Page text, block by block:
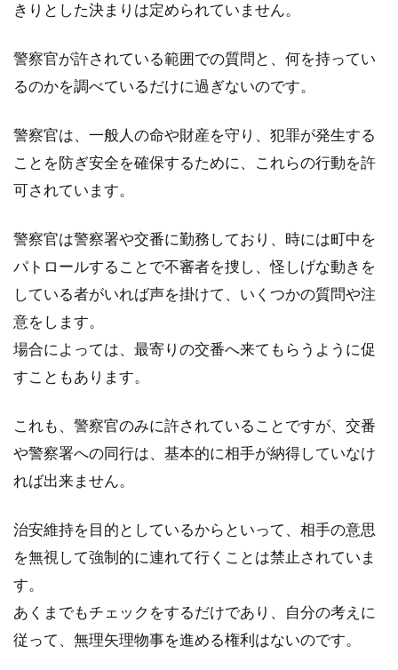
対策を教えて！
ットを盗む方がいるんですね。しかも、調べて
みますと、「子...
自転車の盗難は立派な犯罪！刑法や
罰金はどうなる？
自転車の盗難被害はとても多いのです。ある年
数は6万件に...
クロスバイクのサドルの盗難？！
犯登録方法
きりとした決まりは定められていません。
警察官が許されている範囲での質問と、何を持ってい
るのかを調べているだけに過ぎないのです。
警察官は、一般人の命や財産を守り、犯罪が発生する
ことを防ぎ安全を確保するために、これらの行動を許
可されています。
警察官は警察署や交番に勤務しており、時には町中を
パトロールすることで不審者を捜し、怪しげな動きを
している者がいれば声を掛けて、いくつかの質問や注
意をします。
場合によっては、最寄りの交番へ来てもらうように促
すこともあります。
これも、警察官のみに許されていることですが、交番
や警察署への同行は、基本的に相手が納得していなけ
れば出来ません。
治安維持を目的としているからといって、相手の意思
を無視して強制的に連れて行くことは禁止されていま
す。
あくまでもチェックをするだけであり、自分の考えに
従って、無理矢理物事を進める権利はないのです。